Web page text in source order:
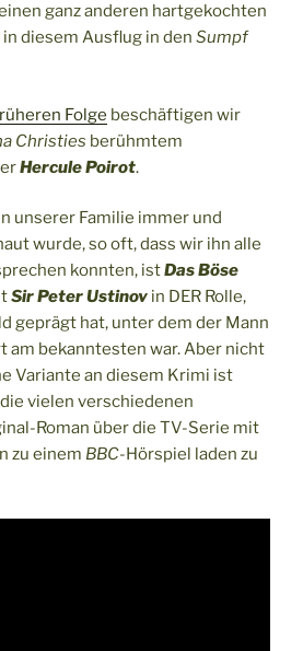
ganz anderen hartgekochten
diesem Ausflug in den Sumpf
Folge beschäftigen wir
Christies berühmtem
Hercule Poirot.
unserer Familie immer und
wurde, so oft, dass wir ihn alle
konnten, istDas Böse
Sir Peter Ustinov in DER Rolle,
geprägt hat, unter dem der Mann
am bekanntesten war. Aber nicht
Variante an diesem Krimi ist
vielen verschiedenen
Roman über die TV-Serie mit
zu einem BBC-Hörspiel laden zu